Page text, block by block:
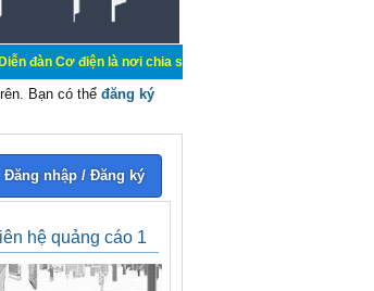
điện là nơi chia sẽ kiến thức kinh nghiệm trong lãnh
Bạn có thể đăng ký
Đăng nhập / Đăng ký
hệ quảng cáo 1